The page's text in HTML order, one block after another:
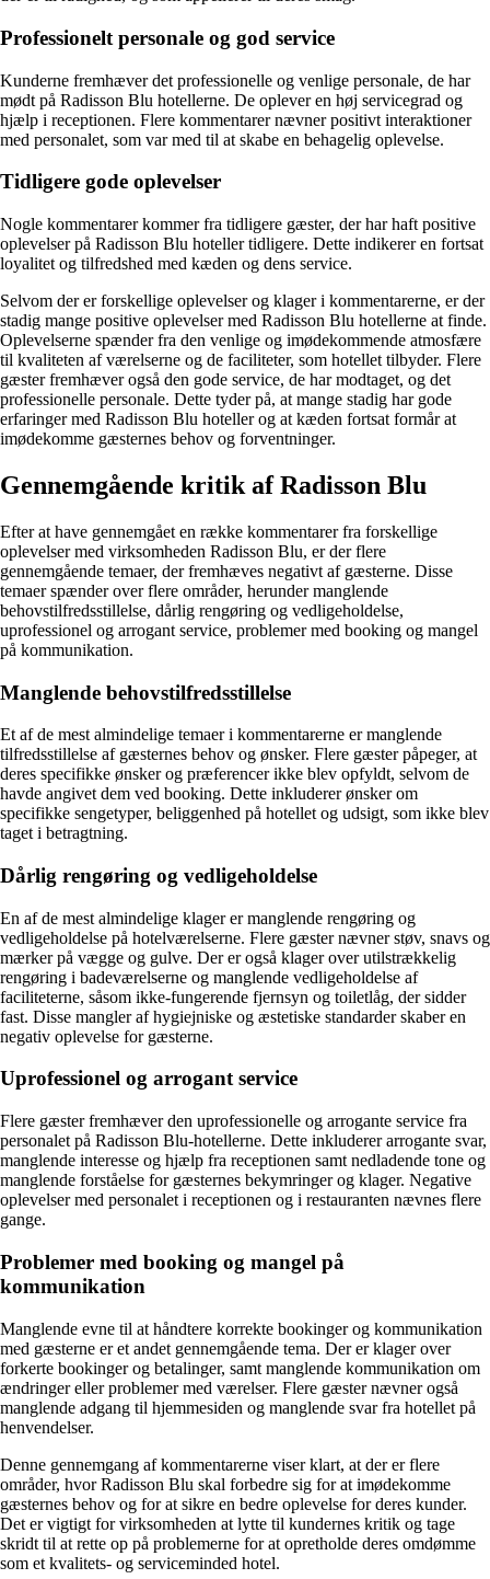
Professionelt personale og god service
Kunderne fremhæver det professionelle og venlige personale, de har
mødt på Radisson Blu hotellerne. De oplever en høj servicegrad og
hjælp i receptionen. Flere kommentarer nævner positivt interaktioner
med personalet, som var med til at skabe en behagelig oplevelse.
Tidligere gode oplevelser
Nogle kommentarer kommer fra tidligere gæster, der har haft positive
oplevelser på Radisson Blu hoteller tidligere. Dette indikerer en fortsat
loyalitet og tilfredshed med kæden og dens service.
Selvom der er forskellige oplevelser og klager i kommentarerne, er der
stadig mange positive oplevelser med Radisson Blu hotellerne at finde.
Oplevelserne spænder fra den venlige og imødekommende atmosfære
til kvaliteten af værelserne og de faciliteter, som hotellet tilbyder. Flere
gæster fremhæver også den gode service, de har modtaget, og det
professionelle personale. Dette tyder på, at mange stadig har gode
erfaringer med Radisson Blu hoteller og at kæden fortsat formår at
imødekomme gæsternes behov og forventninger.
Gennemgående kritik af Radisson Blu
Efter at have gennemgået en række kommentarer fra forskellige
oplevelser med virksomheden Radisson Blu, er der flere
gennemgående temaer, der fremhæves negativt af gæsterne. Disse
temaer spænder over flere områder, herunder manglende
behovstilfredsstillelse, dårlig rengøring og vedligeholdelse,
uprofessionel og arrogant service, problemer med booking og mangel
på kommunikation.
Manglende behovstilfredsstillelse
Et af de mest almindelige temaer i kommentarerne er manglende
tilfredsstillelse af gæsternes behov og ønsker. Flere gæster påpeger, at
deres specifikke ønsker og præferencer ikke blev opfyldt, selvom de
havde angivet dem ved booking. Dette inkluderer ønsker om
specifikke sengetyper, beliggenhed på hotellet og udsigt, som ikke blev
taget i betragtning.
Dårlig rengøring og vedligeholdelse
En af de mest almindelige klager er manglende rengøring og
vedligeholdelse på hotelværelserne. Flere gæster nævner støv, snavs og
mærker på vægge og gulve. Der er også klager over utilstrækkelig
rengøring i badeværelserne og manglende vedligeholdelse af
faciliteterne, såsom ikke-fungerende fjernsyn og toiletlåg, der sidder
fast. Disse mangler af hygiejniske og æstetiske standarder skaber en
negativ oplevelse for gæsterne.
Uprofessionel og arrogant service
Flere gæster fremhæver den uprofessionelle og arrogante service fra
personalet på Radisson Blu-hotellerne. Dette inkluderer arrogante svar,
manglende interesse og hjælp fra receptionen samt nedladende tone og
manglende forståelse for gæsternes bekymringer og klager. Negative
oplevelser med personalet i receptionen og i restauranten nævnes flere
gange.
Problemer med booking og mangel på
kommunikation
Manglende evne til at håndtere korrekte bookinger og kommunikation
med gæsterne er et andet gennemgående tema. Der er klager over
forkerte bookinger og betalinger, samt manglende kommunikation om
ændringer eller problemer med værelser. Flere gæster nævner også
manglende adgang til hjemmesiden og manglende svar fra hotellet på
henvendelser.
Denne gennemgang af kommentarerne viser klart, at der er flere
områder, hvor Radisson Blu skal forbedre sig for at imødekomme
gæsternes behov og for at sikre en bedre oplevelse for deres kunder.
Det er vigtigt for virksomheden at lytte til kundernes kritik og tage
skridt til at rette op på problemerne for at opretholde deres omdømme
som et kvalitets- og serviceminded hotel.